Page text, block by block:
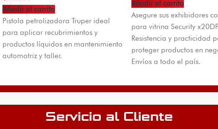
Añadir al carrito
Pistola petrolizadora Truper ideal
para aplicar recubrimientos y
productos líquidos en mantenimiento
automotriz y taller.
Añadir al carrito
Asegure sus exhibidores
para vitrina Security
Resistencia y practicidad
proteger productos en
Envíos a todo el país.
Servicio al Cliente